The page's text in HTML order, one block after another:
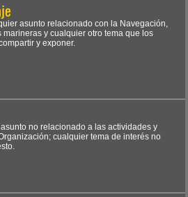
asunto relacionado con la Navegación,
marineras y cualquier otro tema que los
y exponer.
no relacionado a las actividades y
cualquier tema de interés no